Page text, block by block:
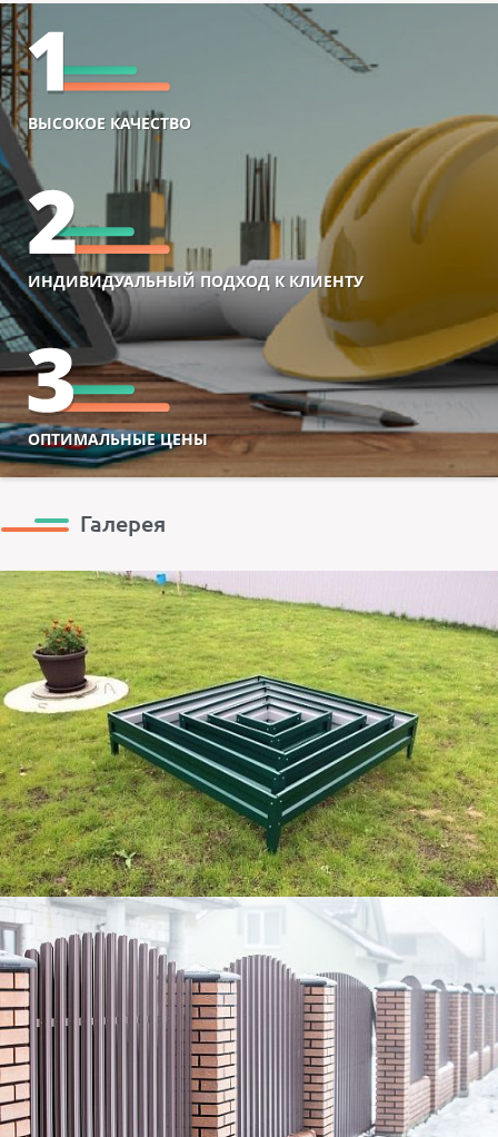
ВЫСОКОЕ КАЧЕСТВО
ИНДИВИДУАЛЬНЫЙ ПОДХОД К КЛИЕНТУ
ОПТИМАЛЬНЫЕ ЦЕНЫ
Галерея